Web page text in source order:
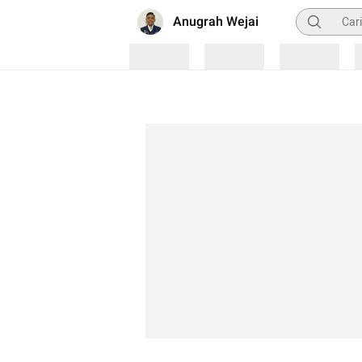
Anugrah Wejai Pencarian